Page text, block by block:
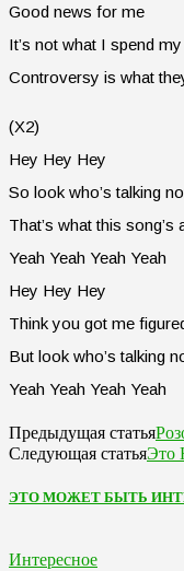
Good news for me
It’s not what I spend
Controversy is what
(X2)
Hey Hey Hey
So look who’s talking
That’s what this
Yeah Yeah Yeah Yeah
Hey Hey Hey
Think you got me
But look who’s talking
Yeah Yeah Yeah Yeah
Предыдущая статья
Следующая статьяЭто
ЭТО МОЖЕТ БЫТЬ
Интересное